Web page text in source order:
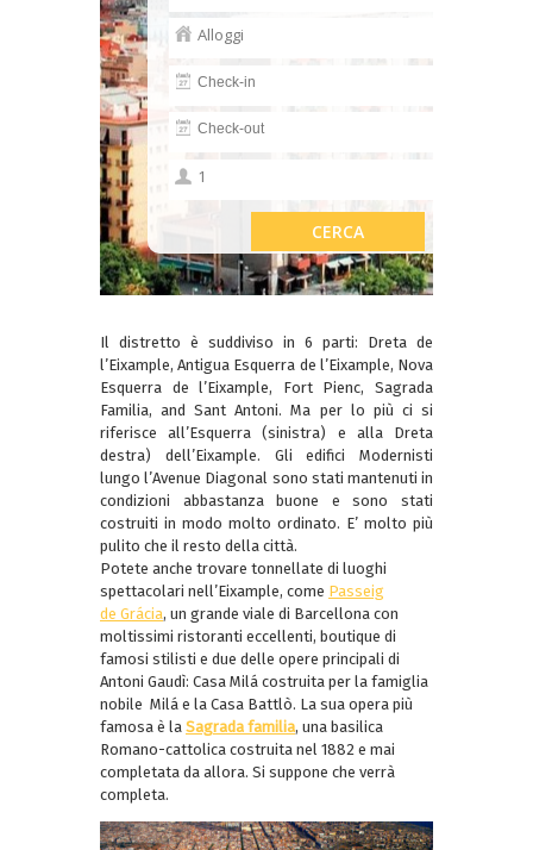
Il distretto è suddiviso in 6 parti: Dreta de
l’Eixample, Antigua Esquerra de l’Eixample, Nova
Esquerra de l’Eixample, Fort Pienc, Sagrada
Familia, and Sant Antoni. Ma per lo più ci si
riferisce all’Esquerra (sinistra) e alla Dreta
destra) dell’Eixample. Gli edifici Modernisti
lungo l’Avenue Diagonal sono stati mantenuti in
condizioni abbastanza buone e sono stati
costruiti in modo molto ordinato. E’ molto più
pulito che il resto della città.
Potete anche trovare tonnellate di luoghi
spettacolari nell’Eixample, come Passeig
de Grácia, un grande viale di Barcellona con
moltissimi ristoranti eccellenti, boutique di
famosi stilisti e due delle opere principali di
Antoni Gaudì: Casa Milá costruita per la famiglia
nobile Milá e la Casa Battlò. La sua opera più
famosa è la Sagrada familia, una basilica
Romano-cattolica costruita nel 1882 e mai
completata da allora. Si suppone che verrà
completa.